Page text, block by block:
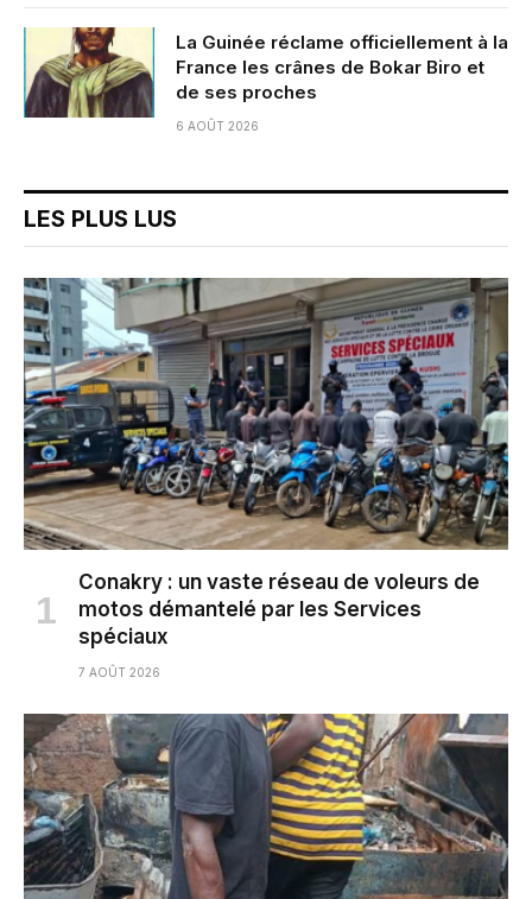
La Guinée réclame officiellement à la
France les crânes de Bokar Biro et
de ses proches
6 AOÛT 2026
LES PLUS LUS
Conakry : un vaste réseau de voleurs de
motos démantelé par les Services
spéciaux
7 AOÛT 2026